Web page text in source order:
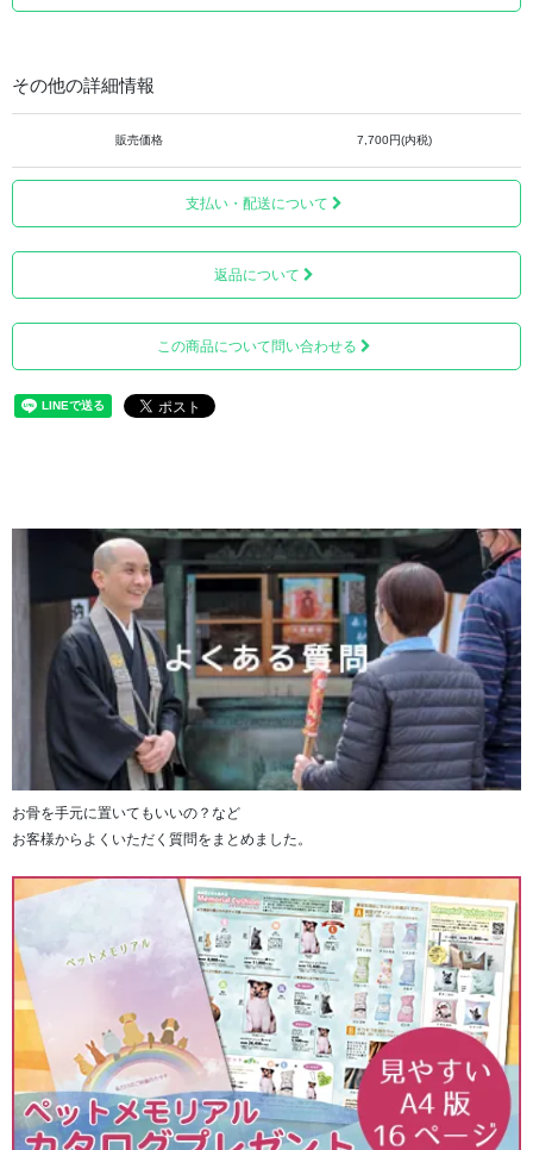
その他の詳細情報
販売価格 7,700円(内税)
支払い・配送について
返品について
この商品について問い合わせる
お骨を手元に置いてもいいの？など
お客様からよくいただく質問をまとめました。